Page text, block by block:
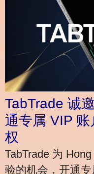
TabTrade 诚
通专属 VIP
权
TabTrade 为
验的机会，开通